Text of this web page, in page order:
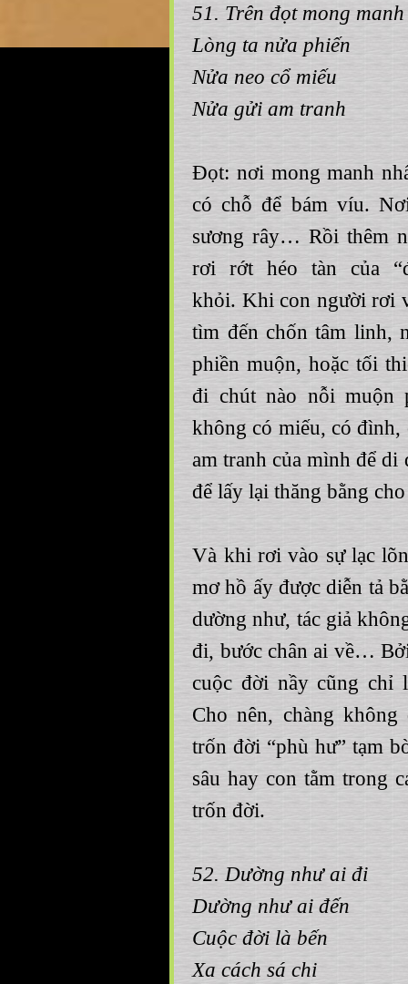
51. Trên đọt mong
Lòng ta nửa phiến
Nửa neo cổ miếu
Nửa gửi am tranh
Đọt: nơi mong manh
có chỗ để bám víu.
sương rây… Rồi thêm
rơi rớt héo tàn của
khỏi. Khi con người rơi
tìm đến chốn tâm linh,
phiền muộn, hoặc tối
đi chút nào nỗi muộn
không có miếu, có
am tranh của mình để
để lấy lại thăng bằng
Và khi rơi vào sự lạc
mơ hồ ấy được diễn tả
dường như, tác giả
đi, bước chân ai về…
cuộc đời nầy cũng chỉ
Cho nên, chàng
trốn đời “phù hư” tạm
sâu hay con tằm trong
trốn đời.
52. Dường như ai đi
Dường như ai đến
Cuộc đời là bến
Xa cách sá chi